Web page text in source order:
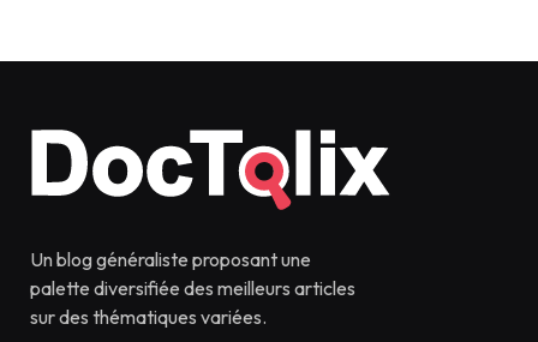
Un blog généraliste proposant une
palette diversifiée des meilleurs articles
sur des thématiques variées.